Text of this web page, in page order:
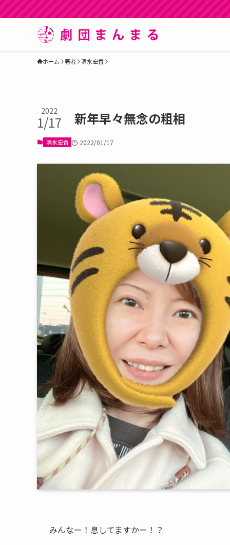
ホーム 著者 清水宏香
新年早々無念の粗相
2022
1/17
清水宏香 2022/01/17
みんなー！息してますかー！？